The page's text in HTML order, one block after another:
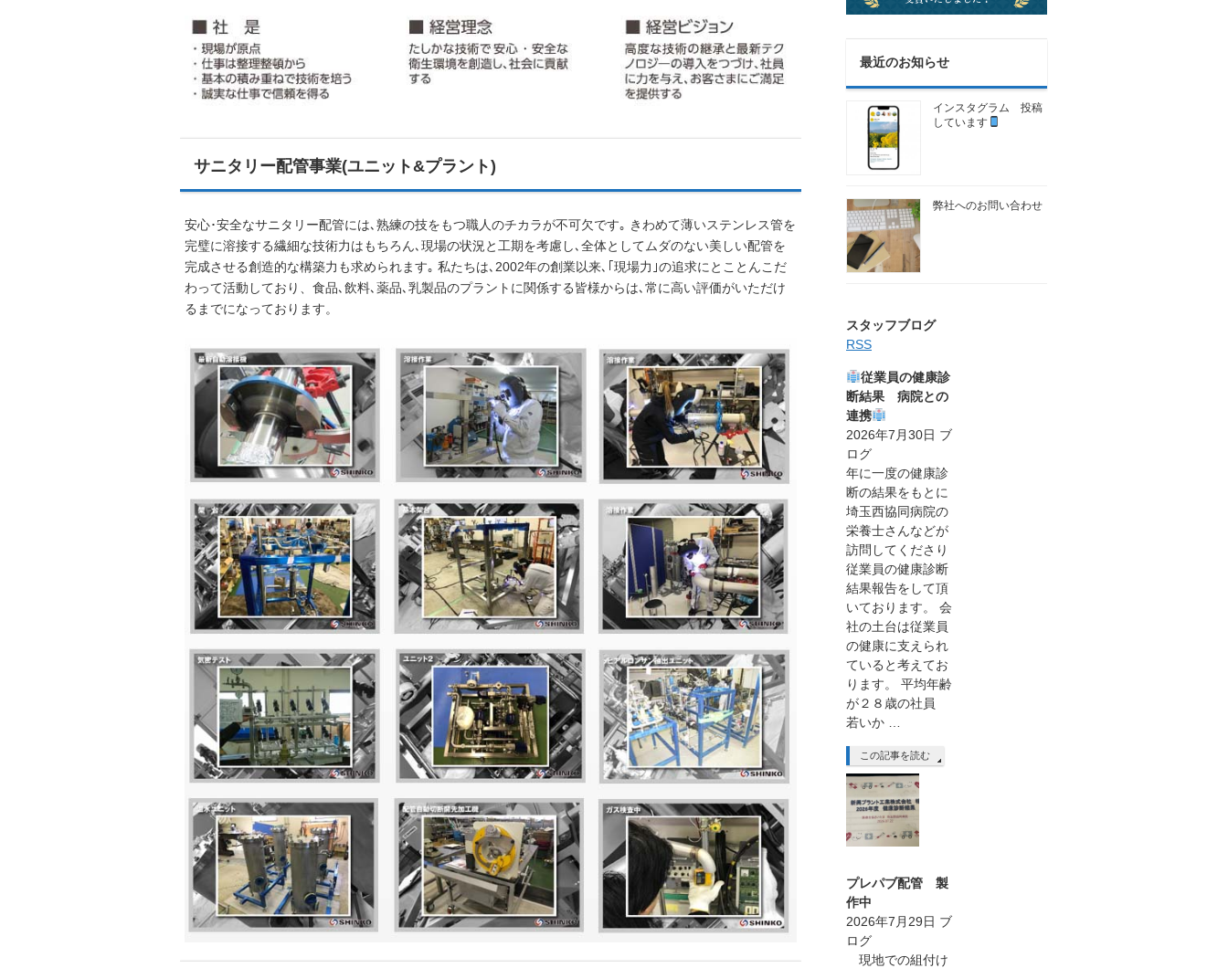
サニタリー配管事業(ユニット&プラント)
安心･安全なサニタリー配管には､熟練の技をもつ職人のチカラが不可欠です｡ きわめて薄いステンレス管を
完璧に溶接する繊細な技術力はもちろん､現場の状況と工期を考慮し､全体としてムダのない美しい配管を
完成させる創造的な構築力も求められます｡ 私たちは､2002年の創業以来､｢現場力｣の追求にとことんこだ
わって活動しており、食品､飲料､薬品､乳製品のプラントに関係する皆様からは､常に高い評価がいただけ
るまでになっております。
最近のお知らせ
インスタグラム 投稿
しています
弊社へのお問い合わせ
スタッフブログ
RSS
従業員の健康診
断結果 病院との
連携
2026年7月30日 ブ
ログ
年に一度の健康診
断の結果をもとに
埼玉西協同病院の
栄養士さんなどが
訪問してくださり
従業員の健康診断
結果報告をして頂
いております。 会
社の土台は従業員
の健康に支えられ
ていると考えてお
ります。 平均年齢
が２８歳の社員
若いか …
この記事を読む
プレパブ配管 製
作中
2026年7月29日 ブ
ログ
現地での組付け